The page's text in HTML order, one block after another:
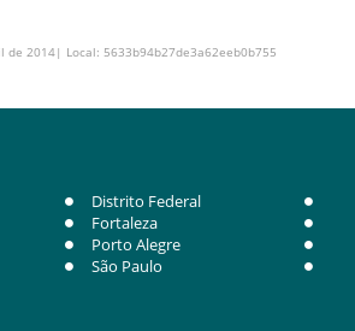
de 2014| Local: 5633b94b27de3a62eeb0b755
Distrito Federal
Fortaleza
Porto Alegre
São Paulo